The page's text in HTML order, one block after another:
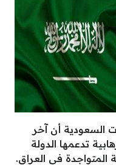
السعودية أن آخر
تدعمها الدولة
المتواجدة في العراق.